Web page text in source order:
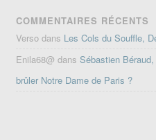
COMMENTAIRES RÉCENTS
Verso dans Les Cols du Souffle,
Enila68@ dansSébastien
brûler Notre Dame de Paris ?